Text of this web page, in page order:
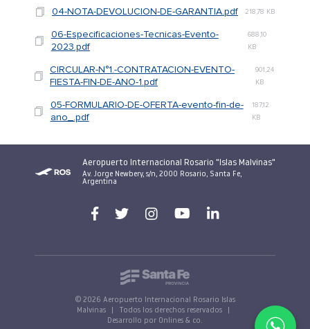
04-NOTA-DEVOLUCION-DE-GARANTIA.pdf 218,78 KB
06-Especificaciones-Tecnicas-Evento-
2023.pdf
688,10
KB
CIRCULAR-N°1.-CONTRATACION-EVENTO-
FIESTA-FIN-DE-ANO-1.pdf
901,24
KB
05-FORMULARIO-DE-OFERTA-evento-fin-de-
ano_.pdf
187,12
KB
Aeropuerto Internacional Rosario "Islas Malvinas"
Av. Jorge Newbery, s/n, 2000 Rosario, Santa Fe,
Argentina
© 2026 Aeropuerto Internacional Rosario Islas
Malvinas
Todos los derechos reservados
Desarrollo por Onlines & co.